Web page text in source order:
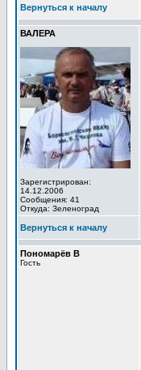
Вернуться к началу
ВАЛЕРА
Зарегистрирован:
14.12.2006
Сообщения: 41
Откуда: Зеленоград
Вернуться к началу
Пономарёв В
Гость